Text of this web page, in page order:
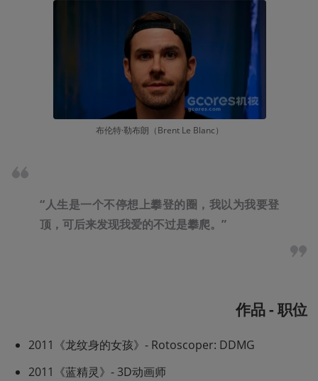
布伦特·勒布朗（Brent Le Blanc）
“人生是一个不停想上攀登的圈，我以为我要登
顶，可后来发现我爱的不过是攀爬。”
作品 - 职位
2011《龙纹身的女孩》- Rotoscoper: DDMG
2011《蓝精灵》- 3D动画师